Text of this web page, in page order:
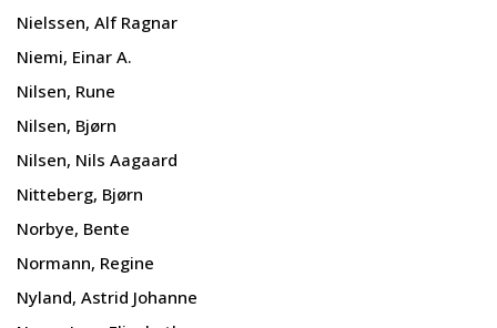
Nielssen, Alf Ragnar
Niemi, Einar A.
Nilsen, Rune
Nilsen, Bjørn
Nilsen, Nils Aagaard
Nitteberg, Bjørn
Norbye, Bente
Normann, Regine
Nyland, Astrid Johanne